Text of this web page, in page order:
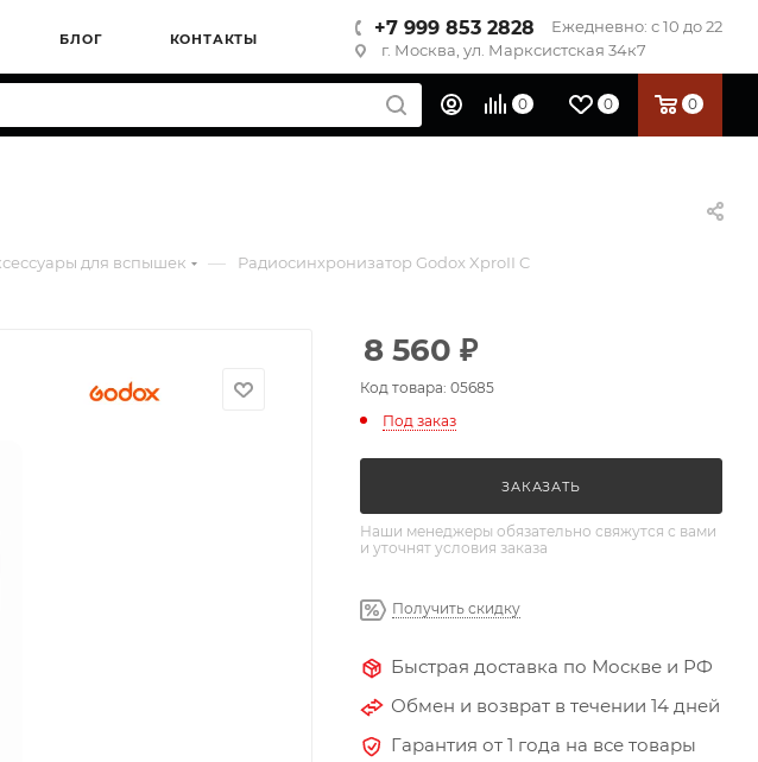
БЛОГ КОНТАКТЫ
+7 999 853 2828
Ежедневно: с 10 до 22
г. Москва, ул. Марксистская 34к7
0 0 0
для вспышек — Радиосинхронизатор Godox XproII C
8 560 ₽
Код товара: 05685
Под заказ
ЗАКАЗАТЬ
Наши менеджеры обязательно свяжутся с вами
и уточнят условия заказа
Получить скидку
Быстрая доставка по Москве и РФ
Обмен и возврат в течении 14 дней
Гарантия от 1 года на все товары